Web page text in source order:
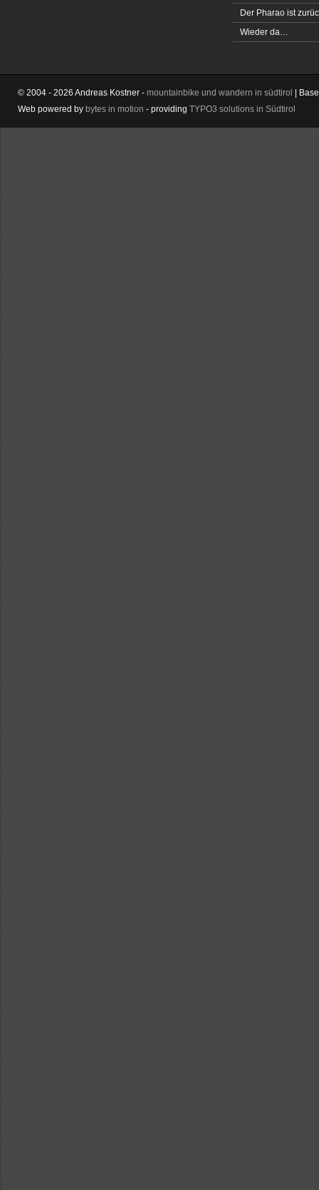
Der Pharao ist
Wieder da…
© 2004 - 2026 Andreas Kostner - mountainbike und wandern in südtirol |
Web powered by bytes in motion - providing TYPO3 solutions in Südtirol